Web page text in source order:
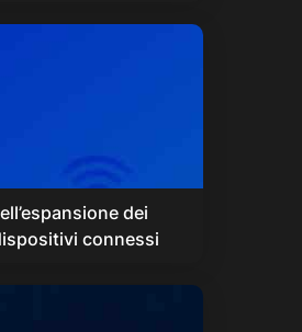
dei
connessi